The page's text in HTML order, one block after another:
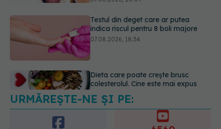
Dieta care poate crește brusc
colesterolul. Cine este mai expus
Ceaiul care ajută organismul să
glicemia și colesterolul
08.08.2026, 09:00
URMĂREȘTE-NE ȘI PE:
6560
ABONAȚI